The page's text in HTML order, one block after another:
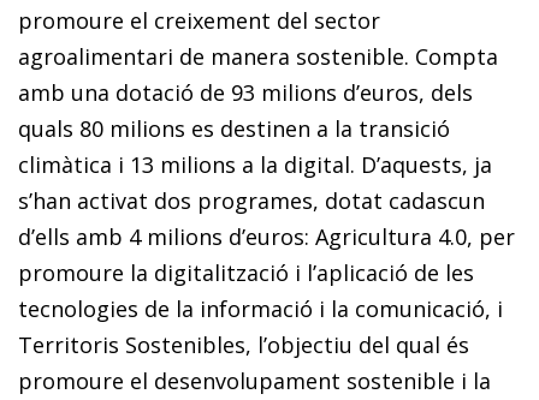
promoure el creixement del sector
agroalimentari de manera sostenible. Compta
amb una dotació de 93 milions d’euros, dels
quals 80 mi­­lions es destinen a la transició
climàtica i 13 milions a la digital. D’aquests, ja
s’han activat dos programes, dotat cadascun
d’ells amb 4 milions d’euros: Agricultura 4.0, per
promoure la digitalització i l’aplicació de les
tecnologies de la informació i la comunicació, i
Territoris Sostenibles, l’objectiu del qual és
promoure el desenvolupament sostenible i la